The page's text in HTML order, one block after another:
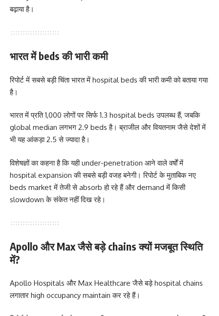
बढ़ाया है।
भारत में beds की भारी कमी
रिपोर्ट में सबसे बड़ी चिंता भारत में hospital beds की भारी कमी को बताया गया
है।
भारत में प्रति 1,000 लोगों पर सिर्फ 1.3 hospital beds उपलब्ध हैं, जबकि
global median लगभग 2.9 beds है। ब्राजील और वियतनाम जैसे देशों में
भी यह आंकड़ा 2.5 से ज्यादा है।
विशेषज्ञों का कहना है कि यही under-penetration आने वाले वर्षों में
hospital expansion की सबसे बड़ी वजह बनेगी। रिपोर्ट के मुताबिक नए
beds market में तेजी से absorb हो रहे हैं और demand में किसी
slowdown के संकेत नहीं दिख रहे।
Apollo और Max जैसे बड़े chains क्यों मजबूत स्थिति
में?
Apollo Hospitals और Max Healthcare जैसे बड़े hospital chains
लगातार high occupancy maintain कर रहे हैं।